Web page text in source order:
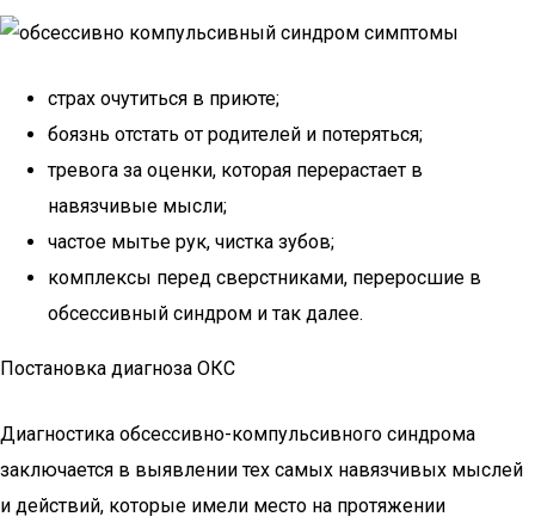
страх очутиться в приюте;
боязнь отстать от родителей и потеряться;
тревога за оценки, которая перерастает в
навязчивые мысли;
частое мытье рук, чистка зубов;
комплексы перед сверстниками, переросшие в
обсессивный синдром и так далее.
Постановка диагноза ОКС
Диагностика обсессивно-компульсивного синдрома
заключается в выявлении тех самых навязчивых мыслей
и действий, которые имели место на протяжении